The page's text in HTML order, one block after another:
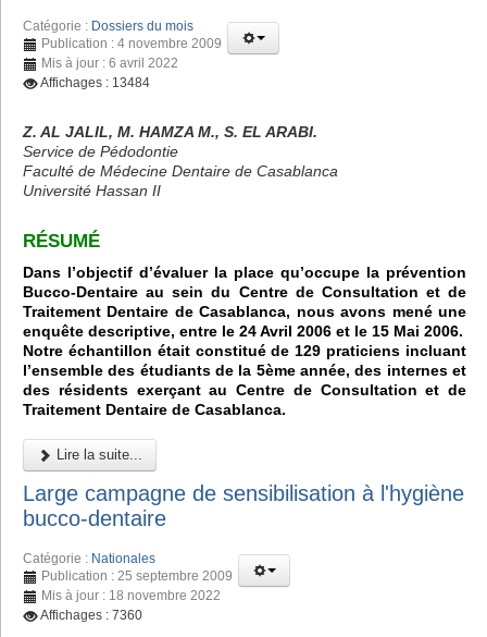
Catégorie : Dossiers du mois
Publication : 4 novembre 2009
Mis à jour : 6 avril 2022
Affichages : 13484
Z. AL JALIL, M. HAMZA M., S. EL ARABI.
Service de Pédodontie
Faculté de Médecine Dentaire de Casablanca
Université Hassan II
RÉSUMÉ
Dans l’objectif d’évaluer la place qu’occupe la prévention
Bucco-Dentaire au sein du Centre de Consultation et de
Traitement Dentaire de Casablanca, nous avons mené une
enquête descriptive, entre le 24 Avril 2006 et le 15 Mai 2006.
Notre échantillon était constitué de 129 praticiens incluant
l’ensemble des étudiants de la 5ème année, des internes et
des résidents exerçant au Centre de Consultation et de
Traitement Dentaire de Casablanca.
Lire la suite...
Large campagne de sensibilisation à l'hygiène
bucco-dentaire
Catégorie : Nationales
Publication : 25 septembre 2009
Mis à jour : 18 novembre 2022
Affichages : 7360